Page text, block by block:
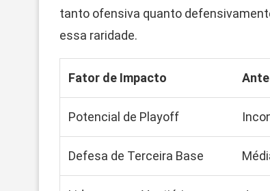
tanto ofensiva quanto
essa raridade.
Fator de Impacto
Potencial de Playoff
Defesa de Terceira Base